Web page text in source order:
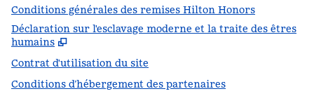
Conditions générales des remises Hilton Honors
Déclaration sur l'esclavage moderne et la traite des êtres
humains
Contrat d'utilisation du site
Conditions d’hébergement des partenaires